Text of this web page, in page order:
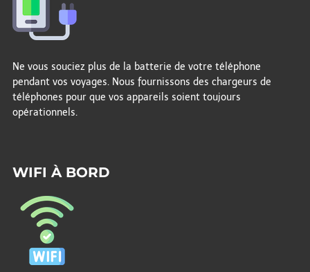
Ne vous souciez plus de la batterie de votre téléphone
pendant vos voyages. Nous fournissons des chargeurs de
téléphones pour que vos appareils soient toujours
opérationnels.
WIFI À BORD